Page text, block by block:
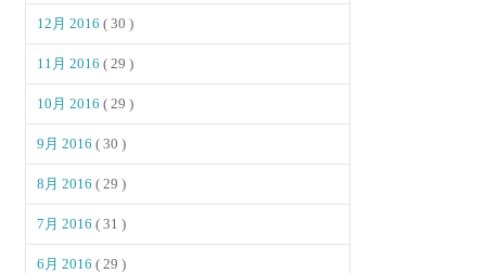
12月 2016( 30 )
11月 2016( 29 )
10月 2016( 29 )
9月 2016( 30 )
8月 2016( 29 )
7月 2016( 31 )
6月 2016( 29 )